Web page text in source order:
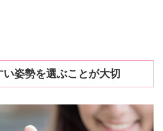
姿勢を選ぶことが大切